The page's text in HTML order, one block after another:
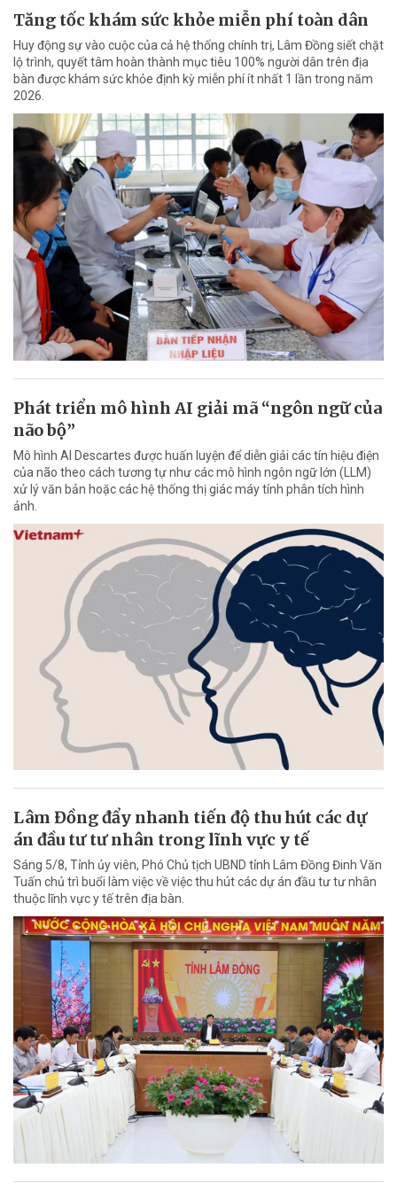
Tăng tốc khám sức khỏe miễn phí toàn dân
Huy động sự vào cuộc của cả hệ thống chính trị, Lâm Đồng siết chặt
lộ trình, quyết tâm hoàn thành mục tiêu 100% người dân trên địa
bàn được khám sức khỏe định kỳ miễn phí ít nhất 1 lần trong năm
2026.
Phát triển mô hình AI giải mã “ngôn ngữ của
não bộ”
Mô hình AI Descartes được huấn luyện để diễn giải các tín hiệu điện
của não theo cách tương tự như các mô hình ngôn ngữ lớn (LLM)
xử lý văn bản hoặc các hệ thống thị giác máy tính phân tích hình
ảnh.
Lâm Đồng đẩy nhanh tiến độ thu hút các dự
án đầu tư tư nhân trong lĩnh vực y tế
Sáng 5/8, Tỉnh ủy viên, Phó Chủ tịch UBND tỉnh Lâm Đồng Đinh Văn
Tuấn chủ trì buổi làm việc về việc thu hút các dự án đầu tư tư nhân
thuộc lĩnh vực y tế trên địa bàn.